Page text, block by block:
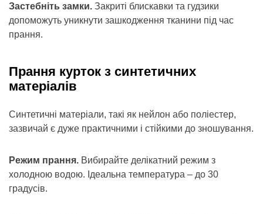
Застебніть замки. Закриті блискавки та гудзики
допоможуть уникнути зашкодження тканини під час
прання.
Прання курток з синтетичних
матеріалів
Синтетичні матеріали, такі як нейлон або поліестер,
зазвичай є дуже практичними і стійкими до зношування.
Режим прання. Вибирайте делікатний режим з
холодною водою. Ідеальна температура – до 30
градусів.